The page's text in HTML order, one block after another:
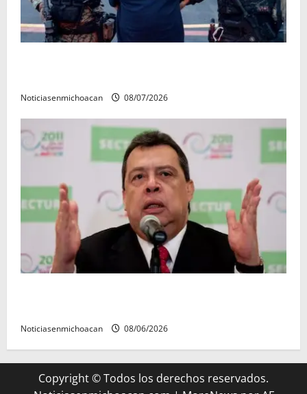
Noticiasenmichoacan 08/07/2026
Noticiasenmichoacan 08/06/2026
Copyright © Todos los derechos reservados.